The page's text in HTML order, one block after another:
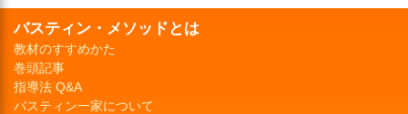
バスティン・メソッドとは
教材のすすめかた
巻頭記事
指導法 Q&A
バスティン一家について